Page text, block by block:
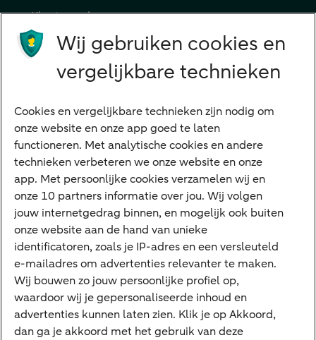
Klant worden
Producten
Betalen
Sparen
Meest gezocht
Jaaroverzicht
Machtiging
E.dentifier
Deposito
Uw situatie
Maatwerk in beleggen
Wij gebruiken cookies en
vergelijkbare technieken
Cookies en vergelijkbare technieken zijn nodig om
onze website en onze app goed te laten
functioneren. Met analytische cookies en andere
technieken verbeteren we onze website en onze
app. Met persoonlijke cookies verzamelen wij en
onze 10 partners informatie over jou. Wij volgen
jouw internetgedrag binnen, en mogelijk ook buiten
onze website aan de hand van unieke
identificatoren, zoals je IP-adres en een versleuteld
e-mailadres om advertenties relevanter te maken.
Wij bouwen zo jouw persoonlijke profiel op,
waardoor wij je gepersonaliseerde inhoud en
advertenties kunnen laten zien. Klik je op Akkoord,
dan ga je akkoord met het gebruik van deze